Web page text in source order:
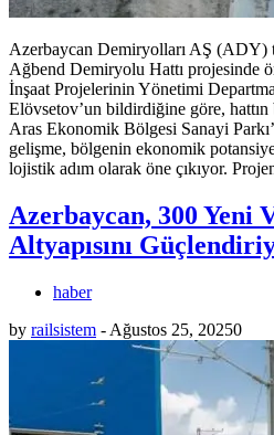
Azerbaycan Demiryolları AŞ (ADY)
Ağbend Demiryolu Hattı projesinde
İnşaat Projelerinin Yönetimi
Elövsetov’un bildirdiğine göre,
Aras Ekonomik Bölgesi Sanayi
gelişme, bölgenin ekonomik
lojistik adım olarak öne çıkıyor.
Azerbaycan, 300 Yeni
Altyapısını
haber
by railsistem - Ağustos 25, 20250